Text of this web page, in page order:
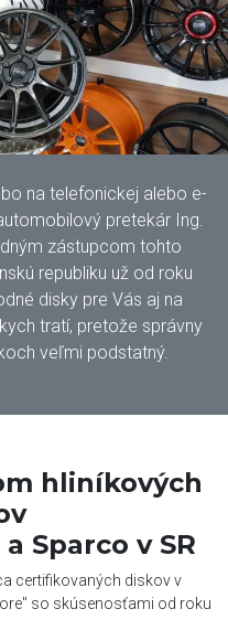
na telefonickej alebo e-
pretekár Ing.
zástupcom tohto
republiku už od roku
disky pre Vás aj na
tratí, pretože správny
veľmi podstatný.
hliníkových
Sparco v SR
certifikovaných diskov v
so skúsenosťami od roku